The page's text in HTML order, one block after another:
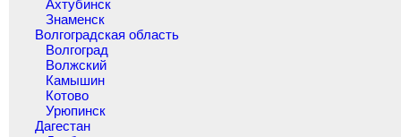
Ахтубинск
Знаменск
Волгоградская область
Волгоград
Волжский
Камышин
Котово
Урюпинск
Дагестан